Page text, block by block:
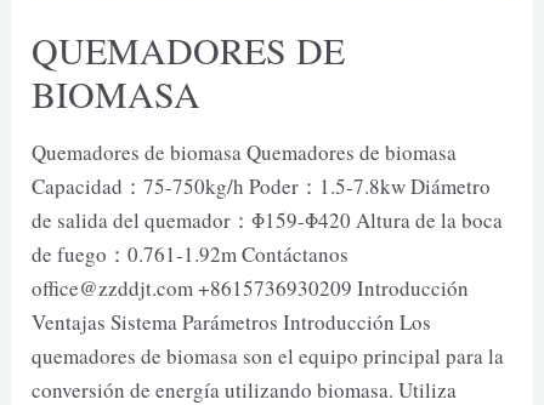
QUEMADORES DE
BIOMASA
Quemadores de biomasa Quemadores de biomasa
Capacidad：75-750kg/h Poder：1.5-7.8kw Diámetro
de salida del quemador：Φ159-Φ420 Altura de la boca
de fuego：0.761-1.92m Contáctanos
office@zzddjt.com +8615736930209 Introducción
Ventajas Sistema Parámetros Introducción Los
quemadores de biomasa son el equipo principal para la
conversión de energía utilizando biomasa. Utiliza